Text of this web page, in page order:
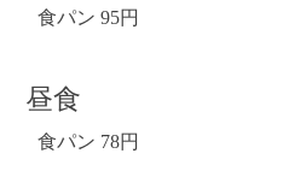
食パン 95円
昼食
食パン 78円